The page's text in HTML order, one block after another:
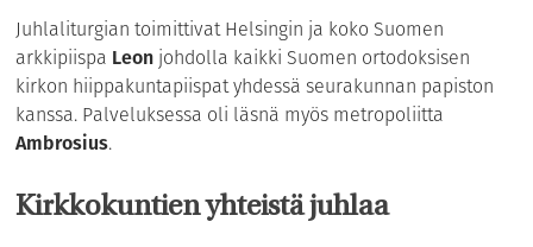
Juhlaliturgian toimittivat Helsingin ja koko Suomen
arkkipiispa Leon johdolla kaikki Suomen ortodoksisen
kirkon hiippakuntapiispat yhdessä seurakunnan papiston
kanssa. Palveluksessa oli läsnä myös metropoliitta
Ambrosius.
Kirkkokuntien yhteistä juhlaa